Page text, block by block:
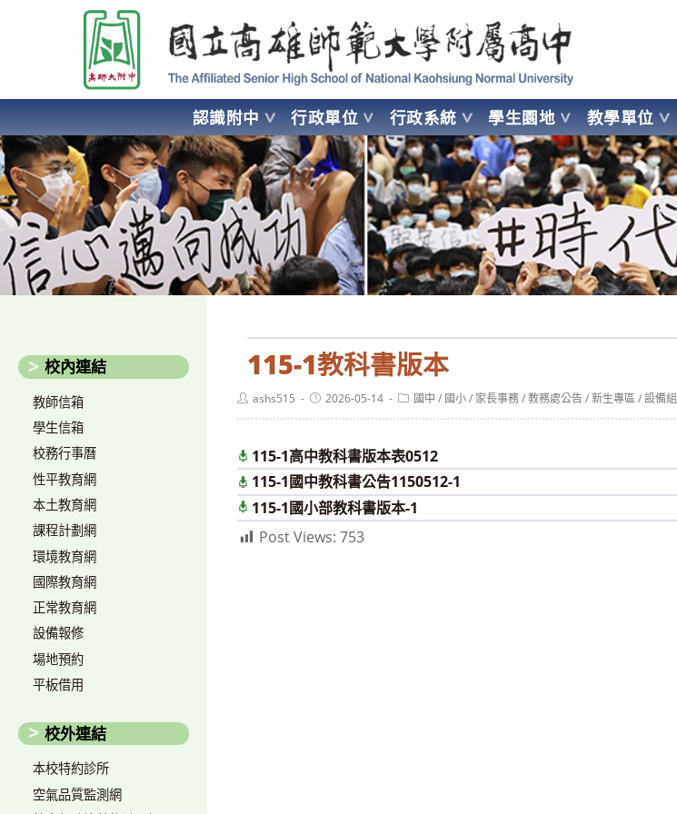
要
容
國立高雄師範大學附屬高級中學 Affiliated Senior High School of National Kaohsiung Normal University
認識附中 行政單位 行政系統 學生園地 教學單位
AFFILIATED SENIOR HIGH SCHOOL OF NATIONAL KAOHSIUNG NORMAL UNIVERSITY
115-1教科書版本
Postashs515
Post2026-05-14
Post國中 / 國小 / 家長事務 / 教務處公告 / 新生專區 / 設備組
115-1高中教科書版本表0512
115-1國中教科書公告1150512-1
115-1國小部教科書版本-1
Post Views: 753
校內連結
教師信箱
學生信箱
校務行事曆
性平教育網
本土教育網
課程計劃網
環境教育網
國際教育網
正常教育網
設備報修
場地預約
平板借用
校外連結
本校特約診所
空氣品質監測網